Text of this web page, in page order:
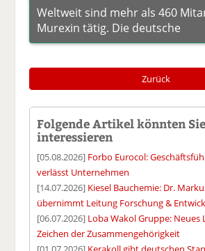
Weltweit sind mehr als 460
Murexin tätig. Die deutsche
Zurück
Folgende Artikel könnten
interessieren
[05.08.2026] Forbo Eurocol:
verlässt Unternehmen
[14.07.2026] Kiesel Bauchemie: Dr.
übernimmt Leitung Forschung &
[06.07.2026] Loba Wakol Gruppe: Neues
Zeichen der Zusammengehörigkeit